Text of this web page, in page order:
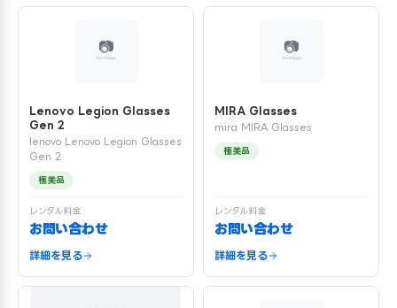
Lenovo Legion Glasses
Gen 2
lenovo Lenovo Legion Glasses
Gen 2
極美品
レンタル料金
お問い合わせ
詳細を見る
MIRA Glasses
mira MIRA Glasses
極美品
レンタル料金
お問い合わせ
詳細を見る